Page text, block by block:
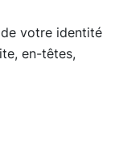
votre identité
en-têtes,